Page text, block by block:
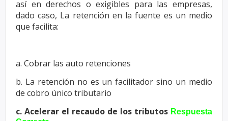
así en derechos o exigibles para las empresas,
dado caso, La retención en lafuente es un medio
que facilita:
a. Cobrar las auto retenciones
b. La retención no es un facilitador sino un medio
de cobro único tributario
c. Acelerar el recaudo de los tributos Respuesta